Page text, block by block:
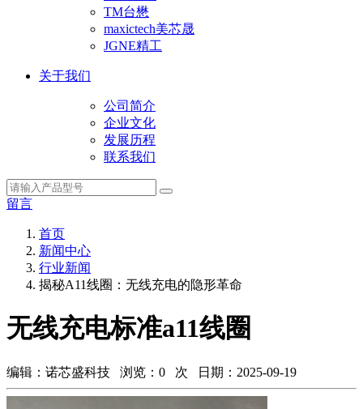
TM台懋
maxictech美芯晟
JGNE精工
关于我们
公司简介
企业文化
发展历程
联系我们
留言
首页
新闻中心
行业新闻
揭秘A11线圈：无线充电的隐形革命
无线充电标准a11线圈
编辑：诺芯盛科技 浏览： 0 次 日期：2025-09-19